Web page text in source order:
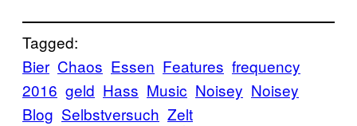
Tagged:
Bier Chaos Essen Features frequency
2016 geld Hass Music Noisey Noisey
Blog Selbstversuch Zelt